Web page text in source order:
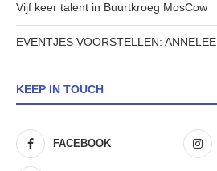
Vijf keer talent in Buurtkroeg MosCow
EVENTJES VOORSTELLEN: ANNELEE
KEEP IN TOUCH
FACEBOOK